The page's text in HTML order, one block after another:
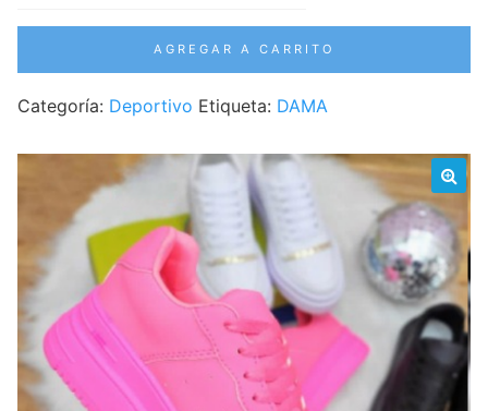
🔍
$ 110.000.$ 50.000.
cantidad
AGREGAR A CARRITO
Categoría: Deportivo Etiqueta: DAMA